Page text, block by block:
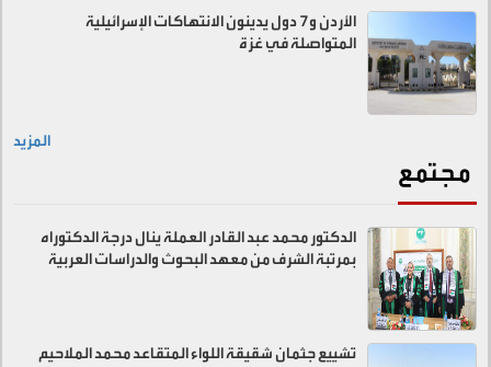
الأردن و7 دول يدينون الانتهاكات الإسرائيلية
المتواصلة في غزة
المزيد
مجتمع
الدكتور محمد عبد القادر العملة ينال درجة الدكتوراه
بمرتبة الشرف من معهد البحوث والدراسات العربية
تشييع جثمان شقيقة اللواء المتقاعد محمد الملاحيم